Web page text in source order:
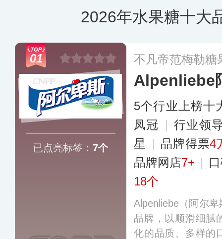
2026年水果糖十大
01
已点亮标签： 7个
不凡帝范梅勒糖
Alpenliebe
5个行业上榜十
凤冠 | 行业领
星
| 品牌得票4
品牌网店7+ |
18个
Alpenliebe（阿尔
品牌，以顺滑细腻
化的品质、多样的